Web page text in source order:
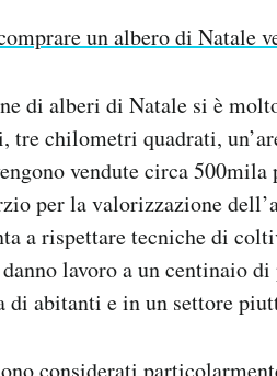
un albero di Natale
di alberi di Natale si è
tre chilometri quadrati,
vendute circa 500mila
per la valorizzazione
a rispettare tecniche di
lavoro a un centinaio
di abitanti e in un settore